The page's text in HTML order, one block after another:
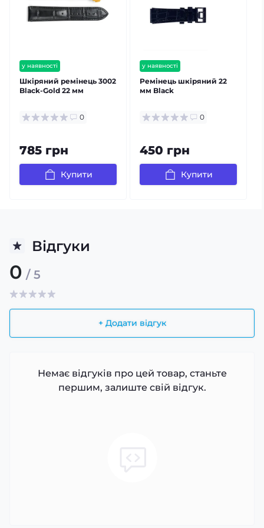
у наявності
Шкіряний ремінець 3002
Black-Gold 22 мм
0
785 грн
Купити
у наявності
Ремінець шкіряний 22
мм Black
0
450 грн
Купити
Відгуки
0 / 5
+ Додати відгук
Немає відгуків про цей товар, станьте
першим, залиште свій відгук.